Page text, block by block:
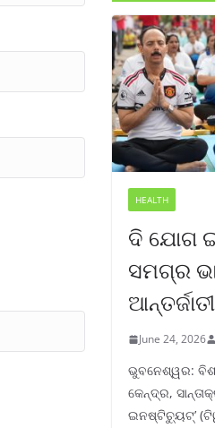
HEALTH
ଦି ଯୋଗ
ସମଗ୍ର
June 24, 2026
ଭୁବନେଶ୍ୱର:
କେନ୍ଦ୍ର,
ଇନଷ୍ଟିଚ୍ୟୁଟ୍‌’